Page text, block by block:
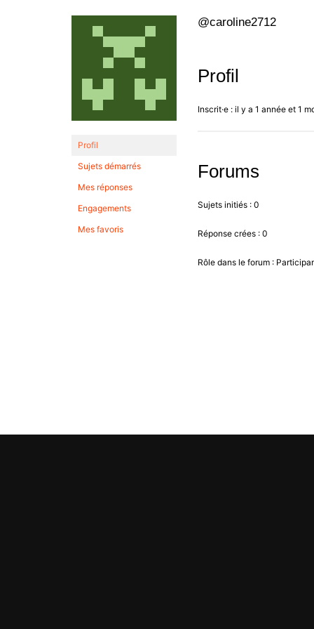
Profil
Sujets démarrés
Mes réponses
Engagements
Mes favoris
@caroline2712
Profil
Inscrit·e : il y a 1 année et 1
Forums
Sujets initiés : 0
Réponse crées : 0
Rôle dans le forum :